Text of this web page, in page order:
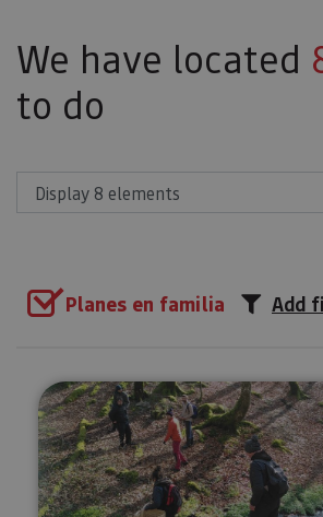
We have located
to do
Planes en familia Add
Forage